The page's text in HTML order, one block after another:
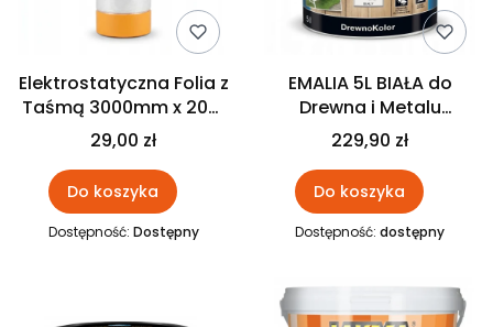
Elektrostatyczna Folia z
Taśmą 3000mm x 20m
SPEEDY MASK WASHI
MOTIVE
29,00 zł
Do koszyka
Dostępność: Dostępny
EMALIA 5L BIAŁA do
Drewna i Metalu
Akrylowa
Wodorozcieńczalna
LAKMA
229,90 zł
Do koszyka
Dostępność: dostępny